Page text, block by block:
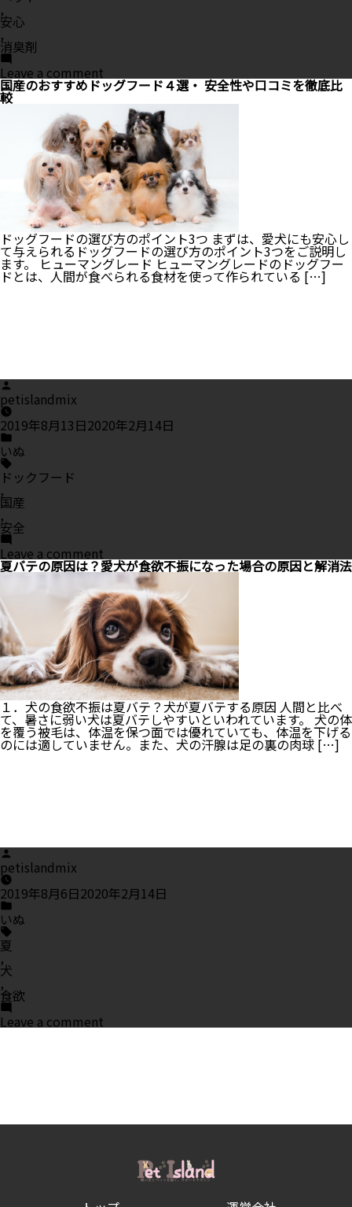
,
安心
,
消臭剤
Leave a comment
ペ
ッ
が
舐
め
て
も
安
心
♪
消
臭
剤
の
選
び
国産のおすすめドッグフード４選・ 安全性や口コミを徹底比
較
ドッグフードの選び方のポイント3つ まずは、愛犬にも安心し
て与えられるドッグフードの選び方のポイント3つをご説明し
ます。 ヒューマングレード ヒューマングレードのドッグフー
ドとは、人間が食べられる食材を使って作られている […]
Posted
by
petislandmix
2019年8月13日2020年2月14日
Posted
in
いぬ
Tags:
ドックフード
,
国産
,
安全
Leave a comment
国
産
の
お
す
す
め
ド
ッ
グ
フ
ー
ド
４
選・
安
較
夏バテの原因は？愛犬が食欲不振になった場合の原因と解消法
１．犬の食欲不振は夏バテ？犬が夏バテする原因 人間と比べ
て、暑さに弱い犬は夏バテしやすいといわれています。 犬の体
を覆う被毛は、体温を保つ面では優れていても、体温を下げる
のには適していません。また、犬の汗腺は足の裏の肉球 […]
Posted
by
petislandmix
2019年8月6日2020年2月14日
Posted
in
いぬ
Tags:
夏
,
犬
,
食欲
Leave a comment
夏
愛